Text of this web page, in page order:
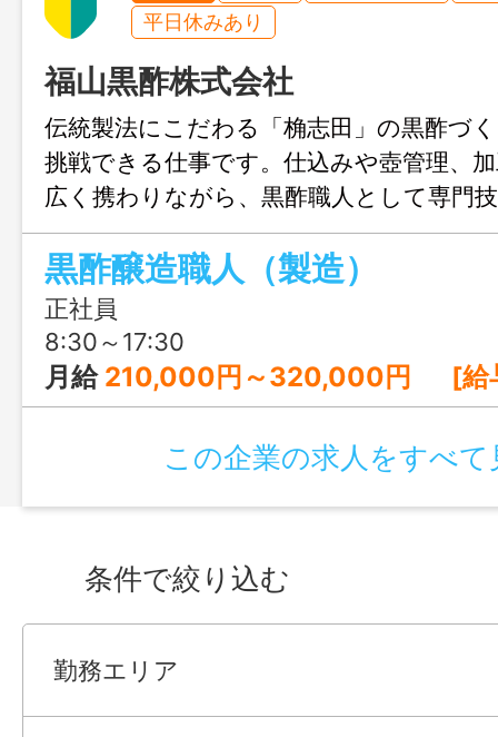
平日休みあり
福山黒酢株式会社
伝統製法にこだわる「桷志田」の黒酢づ
挑戦できる仕事です。仕込みや壺管理、
広く携わりながら、黒酢職人として専門
れます。転勤なし・霧島勤務で、鹿児島
るやりがいも感じられる環境です。
黒酢醸造職人（製造）
正社員
8:30～17:30
月給 210,000円～320,000円 [給与の内訳] 基本給：170,000円～260,000円 職務手当：40,000円～60,000
この企業の求人をすべて
条件で絞り込む
勤務エリア